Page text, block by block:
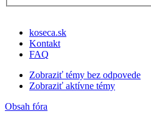
koseca.sk
Kontakt
FAQ
Zobraziť témy bez odpovede
Zobraziť aktívne témy
Obsah fóra